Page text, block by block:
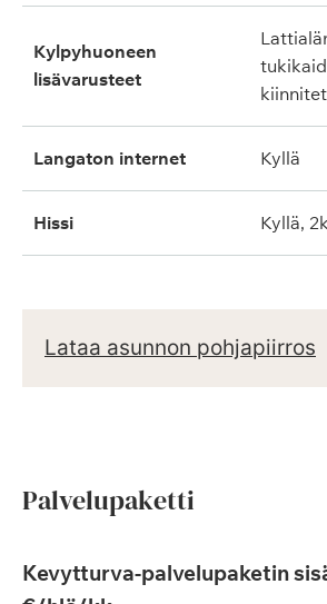
kylpyhuoneen
lisävarusteet
lattialämmitys,
langaton internet kyllä
hissi kyllä,
Lataa asunnon pohjapiirros
Palvelupaketti
Kevytturva-palvelupaketin